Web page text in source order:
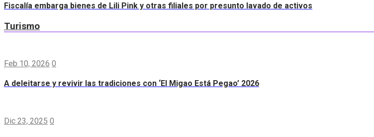
Fiscalía embarga bienes de Lili Pink y otras filiales por presunto lavado de activos
Turismo
Feb 10, 2026 0
A deleitarse y revivir las tradiciones con ‘El Migao Está Pegao’ 2026
Dic 23, 2025 0